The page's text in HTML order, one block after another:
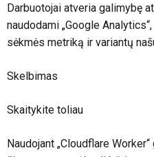
Darbuotojai atveria galimybę
naudodami „Google
sėkmės metriką ir variantų
Skelbimas
Skaitykite toliau
Naudojant „Cloudflare